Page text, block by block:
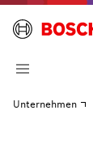
Unternehmen